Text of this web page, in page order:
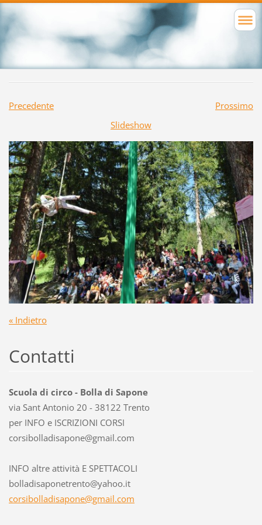
Precedente
Prossimo
Slideshow
« Indietro
Contatti
Scuola di circo - Bolla di Sapone
via Sant Antonio 20 - 38122 Trento
per INFO e ISCRIZIONI CORSI
corsibolladisapone@gmail.com
INFO altre attività E SPETTACOLI
bolladisaponetrento@yahoo.it
corsibolladisapone@gmail.com